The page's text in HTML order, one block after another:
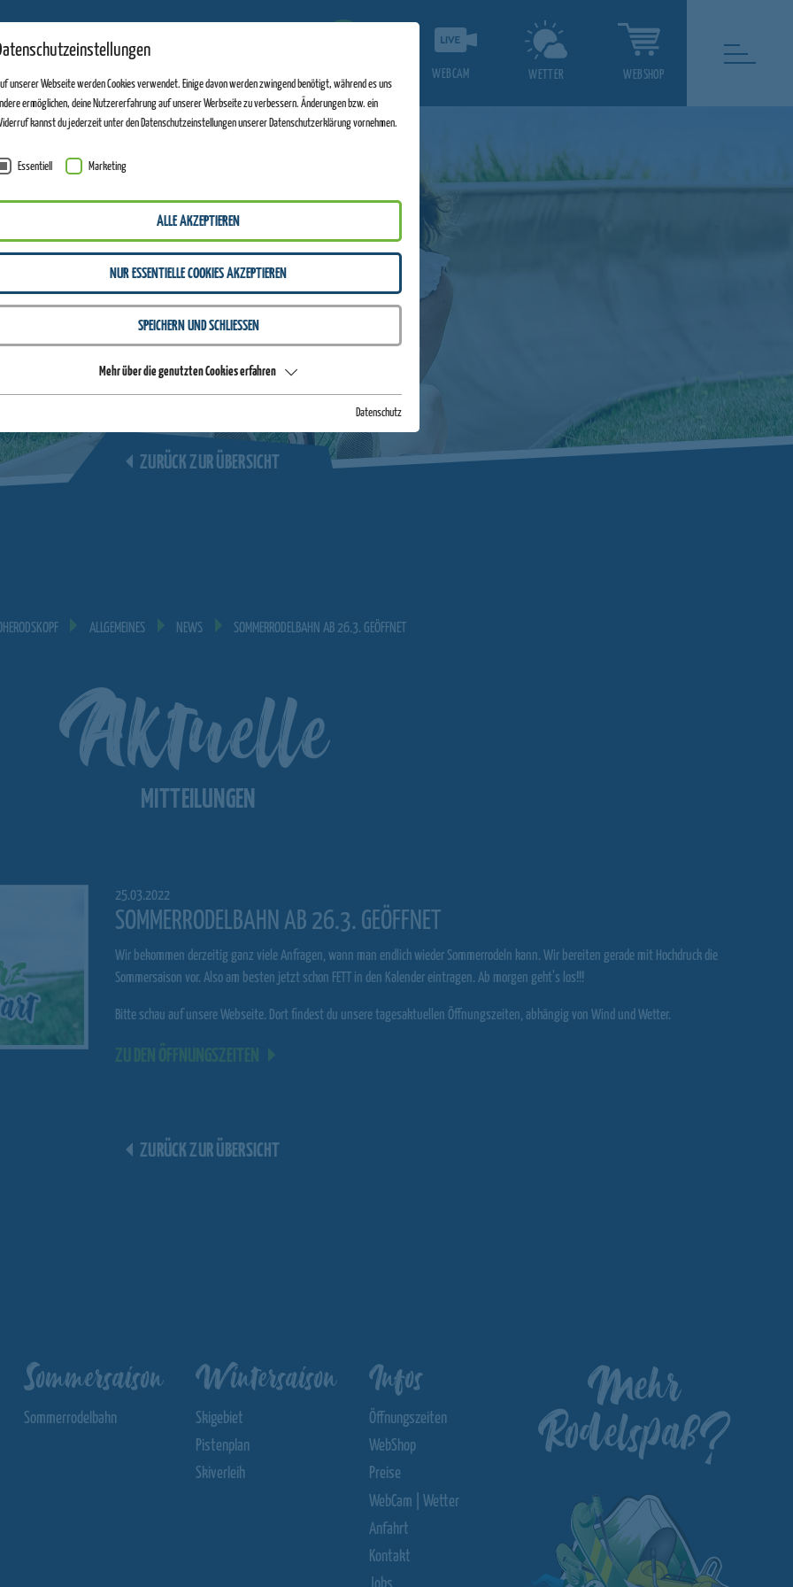
WEBCAM WETTER WEBSHOP
ZURÜCK ZUR ÜBERSICHT
ALLGEMEINES NEWS SOMMERRODELBAHN AB 26.3. GEÖFFNET
Aktuelle
MITTEILUNGEN
25.03.2022
SOMMERRODELBAHN AB 26.3. GEÖFFNET
Wir bekommen derzeitig ganz viele Anfragen, wann man endlich wieder Sommerrodeln kann. Wir bereiten gerade mit Hochdruck die
Sommersaison vor. Also am besten jetzt schon FETT in den Kalender eintragen. Ab morgen geht’s los!!!
Bitte schau auf unsere Webseite. Dort findest du unsere tagesaktuellen Öffnungszeiten, abhängig von Wind und Wetter.
ZURÜCK ZUR ÜBERSICHT
Sommersaison
Sommerrodelbahn
Wintersaison
Skigebiet
Pistenplan
Skiverleih
Infos
Öffnungszeiten
WebShop
Preise
WebCam | Wetter
Anfahrt
Kontakt
Mehr
Rodelspaß?
unserer Webseite werden Cookies verwendet. Einige davon werden zwingend benötigt, während es uns
ermöglichen, deine Nutzererfahrung auf unserer Werbseite zu verbessern. Änderungen bzw. ein
kannst du jederzeit unter den Datenschutzeinstellungen unserer Datenschutzerklärung vornehmen.
Essentiell Marketing
ALLE AKZEPTIEREN
NUR ESSENTIELLE COOKIES AKZEPTIEREN
SPEICHERN UND SCHLIESSEN
Mehr über die genutzten Cookies erfahren
Datenschutz